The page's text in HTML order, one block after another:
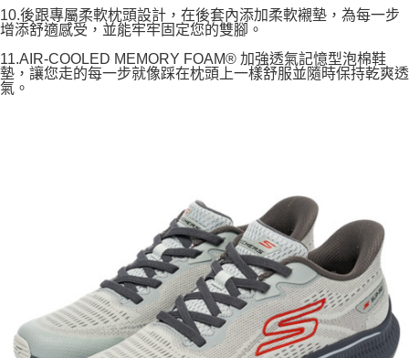
10.後跟專屬柔軟枕頭設計，在後套內添加柔軟襯墊，為每一步
增添舒適感受，並能牢牢固定您的雙腳。
11.AIR-COOLED MEMORY FOAM® 加強透氣記憶型泡棉鞋
墊，讓您走的每一步就像踩在枕頭上一樣舒服並隨時保持乾爽透
氣。